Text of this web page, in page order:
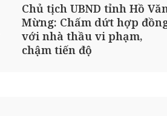
Chủ tịch UBND tỉnh Hồ
Mừng: Chấm dứt hợp
với nhà thầu vi phạm,
chậm tiến độ